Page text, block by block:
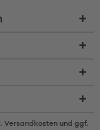
Versandkostenund ggf.